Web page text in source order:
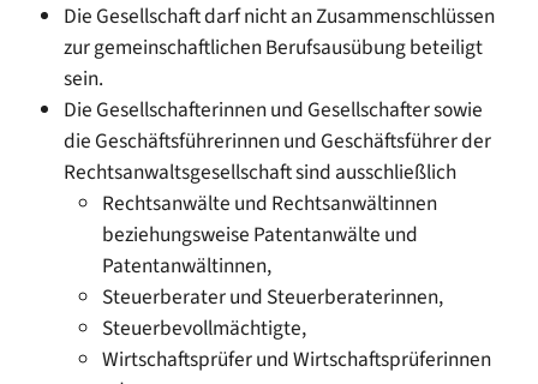
Die Gesellschaft darf nicht an Zusammenschlüssen
zur gemeinschaftlichen Berufsausübung beteiligt
sein.
Die Gesellschafterinnen und Gesellschafter sowie
die Geschäftsführerinnen und Geschäftsführer der
Rechtsanwaltsgesellschaft sind ausschließlich
Rechtsanwälte und Rechtsanwältinnen
beziehungsweise Patentanwälte und
Patentanwältinnen,
Steuerberater und Steuerberaterinnen,
Steuerbevollmächtigte,
Wirtschaftsprüfer und Wirtschaftsprüferinnen